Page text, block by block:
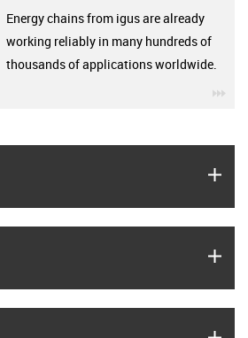
Energy chains from igus are already
working reliably in many hundreds of
thousands of applications worldwide.